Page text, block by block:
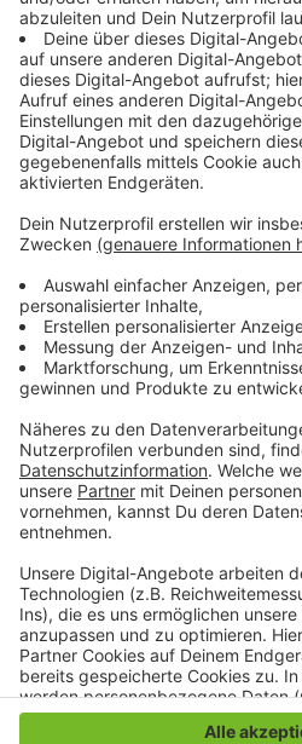
Regeln. Fragen zum
Flutkatastrophe beantwortet
telefonisch.
Weitere Informationen zu dem
zu finden unter
Arbeitgeber erreichen die
Mönchengladbach montags
18 Uhr telefonisch unter
Anzeige
Anzeige